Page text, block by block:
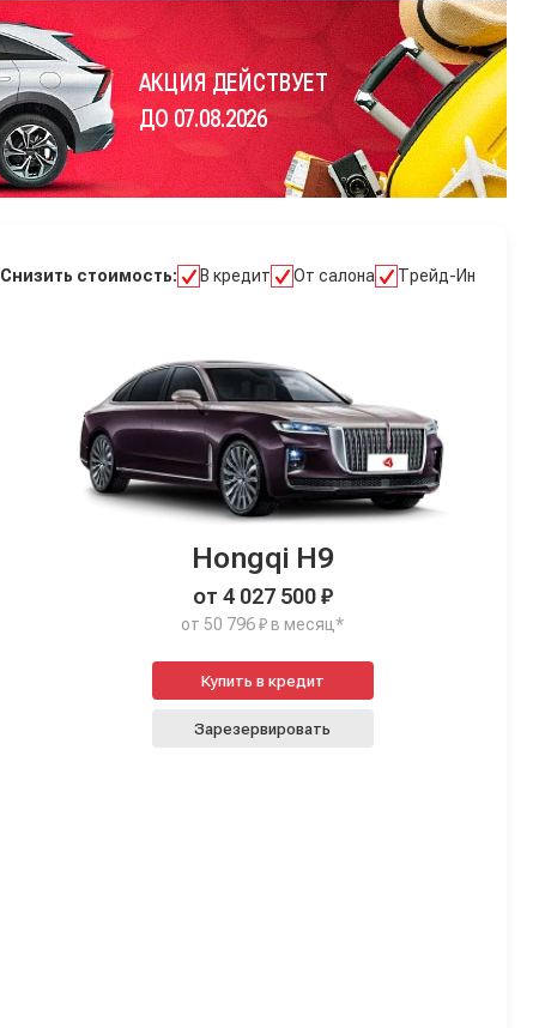
АКЦИЯ ДЕЙСТВУЕТ
ДО 07.08.2026
Снизить стоимость: В кредит От салона Трейд-Ин
Hongqi H9
от 4 027 500 ₽
от 50 796 ₽ в месяц*
Купить в кредит
Зарезервировать